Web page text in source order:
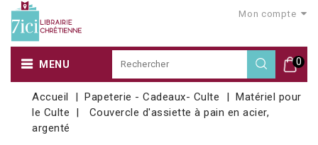
Mon compte
0
MENU
Accueil Papeterie - Cadeaux- Culte
Matériel pour
le Culte
Couvercle d'assiette à pain en acier,
argenté